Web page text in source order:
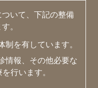
いて、下記の整備
。
を有しています。
情報、その他必要な
行います。